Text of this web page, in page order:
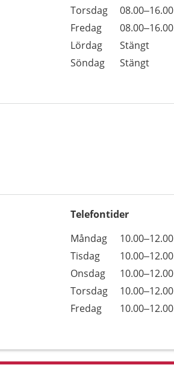
Torsdag
08.00–16.00
Fredag
08.00–16.00
Lördag
Stängt
Söndag
Stängt
Telefontider
Dag
Öppettider
Kommentarer
Måndag
10.00–12.00
Tisdag
10.00–12.00
Onsdag
10.00–12.00
Torsdag
10.00–12.00
Fredag
10.00–12.00